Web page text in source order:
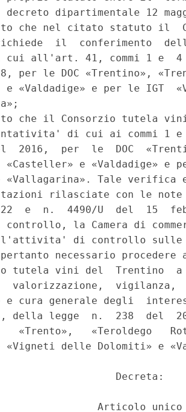
decreto dipartimentale 12
che nel citato statuto il
il  conferimento
cui all'art. 41, commi 1 e  4
per le DOC «Trentino»,
e «Valdadige» e per le IGT
che il Consorzio tutela
di cui ai commi 1
2016,  per  le  DOC
«Casteller» e «Valdadige»
«Vallagarina». Tale verifica
rilasciate con le note
e  n.  4490/U  del  15
controllo, la Camera di
l'attivita' di controllo sulle
necessario procedere
tutela vini del  Trentino
valorizzazione,
e cura generale degli
della legge  n.  238  del
«Trento»,   «Teroldego
«Vigneti delle Dolomiti» e
Decreta:
Articolo